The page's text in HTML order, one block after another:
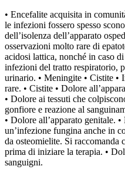
• Encefalite acquisita in
le infezioni fossero spesso
dell’isolenza dell’apparato
osservazioni molto rare di
acidosi lattica, nonché in caso
infezioni del tratto respiratorio,
urinario. • Meningite • Cistite •
rare. • Cistite • Dolore
• Dolore ai tessuti che
gonfiore e reazione al
• Dolore all’apparato genitale.
un’infezione fungina anche in
da osteomielite. Si
prima di iniziare la terapia. •
sanguigni.